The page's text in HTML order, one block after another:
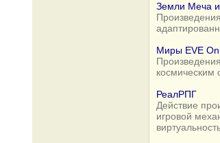
Земли Меча
Миры EVE
космическим
РеалРПГ
Действие
игровой